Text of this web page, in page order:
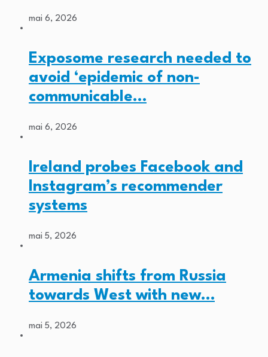
mai 6, 2026
Exposome research needed to
avoid ‘epidemic of non-
communicable…
mai 6, 2026
Ireland probes Facebook and
Instagram’s recommender
systems
mai 5, 2026
Armenia shifts from Russia
towards West with new…
mai 5, 2026